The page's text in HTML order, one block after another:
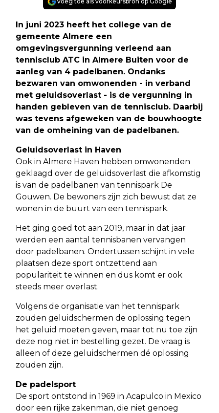
In juni 2023 heeft het college van de
gemeente Almere een
omgevingsvergunning verleend aan
tennisclub ATC in Almere Buiten voor de
aanleg van 4 padelbanen. Ondanks
bezwaren van omwonenden - in verband
met geluidsoverlast - is de vergunning in
handen gebleven van de tennisclub. Daarbij
was tevens afgeweken van de bouwhoogte
van de omheining van de padelbanen.
Geluidsoverlast in Haven
Ook in Almere Haven hebben omwonenden
geklaagd over de geluidsoverlast die afkomstig
is van de padelbanen van tennispark De
Gouwen. De bewoners zijn zich bewust dat ze
wonen in de buurt van een tennispark.
Het ging goed tot aan 2019, maar in dat jaar
werden een aantal tennisbanen vervangen
door padelbanen. Ondertussen schijnt in vele
plaatsen deze sport ontzettend aan
populariteit te winnen en dus komt er ook
steeds meer overlast.
Volgens de organisatie van het tennispark
zouden geluidschermen de oplossing tegen
het geluid moeten geven, maar tot nu toe zijn
deze nog niet in bestelling gezet. De vraag is
alleen of deze geluidschermen dé oplossing
zouden zijn.
De padelsport
De sport ontstond in 1969 in Acapulco in Mexico
door een rijke zakenman, die niet genoeg